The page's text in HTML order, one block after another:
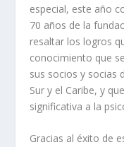
especial, este año
70 años de la
resaltar los logros
conocimiento que
sus socios y socias
Sur y el Caribe, y
significativa a la
Gracias al éxito de